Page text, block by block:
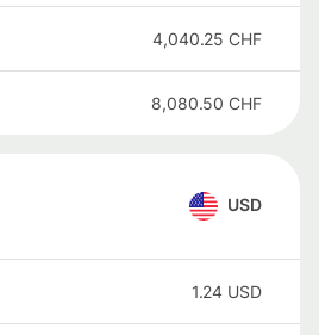
4,040.25 CHF
8,080.50 CHF
USD
1.24 USD